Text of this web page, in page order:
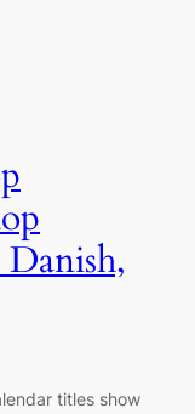
titles show